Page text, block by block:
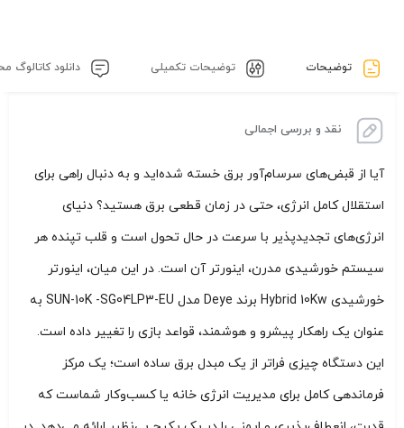
توضیحات توضیحات تکمیلی دانلود کاتالوگ
نقد و بررسی اجمالی
آیا از قبض‌های سرسام‌آور برق خسته شده‌اید و به دنبال راهی برای
استقلال کامل انرژی، حتی در زمان قطعی برق هستید؟ دنیای
انرژی‌های تجدیدپذیر با سرعت در حال تحول است و قلب تپنده هر
سیستم خورشیدی مدرن، اینورتر آن است. در این میان، اینورتر
خورشیدی Hybrid 10Kw برند Deye مدل SUN-10K -SG04LP3-EU به
عنوان یک راهکار پیشرو و هوشمند، قواعد بازی را تغییر داده است.
این دستگاه چیزی فراتر از یک مبدل برق ساده است؛ یک مرکز
فرماندهی کامل برای مدیریت انرژی خانه یا کسب‌وکار شماست که